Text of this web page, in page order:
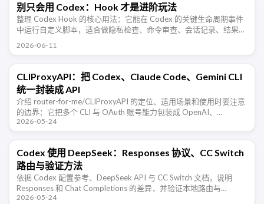
别只会用 Codex：Hook 才是进阶玩法
整理 Codex Hook 的核心用法：它能在 Codex 的关键生命周期事件
中运行自定义脚本，适合做隐私检查、命令审查、会话记录、结果校
2026-06-11
CLIProxyAPI：把 Codex、Claude Code、Gemini CLI
统一封装成 API
介绍 router-for-me/CLIProxyAPI 的定位、适用场景和使用时要注意
的边界：它把多个 CLI 与 OAuth 账号能力包装成 OpenAI、
Gemini、Claude、Codex …
2026-05-24
Codex 使用 DeepSeek：Responses 协议、CC Switch
路由与验证方法
依据 Codex 配置参考、DeepSeek API 与 CC Switch 文档，说明
Responses 和 Chat Completions 的差异，并验证本地路由与
OpenRouter …
2026-05-24